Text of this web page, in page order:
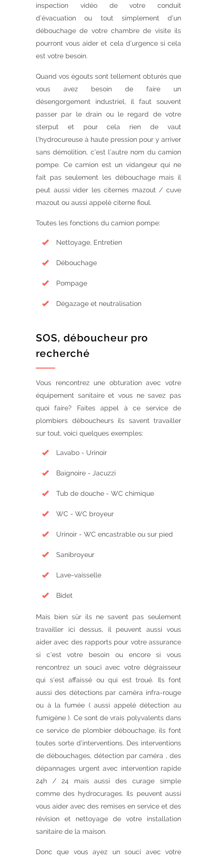
inspection vidéo de votre conduit
d’évacuation ou tout simplement d’un
débouchage de votre chambre de visite ils
pourront vous aider et cela d’urgence si cela
est votre besoin.
Quand vos égouts sont tellement obturés que
vous avez besoin de faire un
désengorgement industriel, il faut souvent
passer par le drain ou le regard de votre
sterput et pour cela rien de vaut
l’hydrocureuse à haute pression pour y arriver
sans démolition, c’est l’autre nom du camion
pompe. Ce camion est un vidangeur qui ne
fait pas seulement les débouchage mais il
peut aussi vider les citernes mazout / cuve
mazout ou aussi appelé citerne fioul.
Toutes les fonctions du camion pompe:
Nettoyage, Entretien
Débouchage
Pompage
Dégazage et neutralisation
SOS, déboucheur pro
recherché
Vous rencontrez une obturation avec votre
équipement sanitaire et vous ne savez pas
quoi faire? Faites appel à ce service de
plombiers déboucheurs ils savent travailler
sur tout, voici quelques exemples:
Lavabo - Urinoir
Baignoire - Jacuzzi
Tub de douche - WC chimique
WC - WC broyeur
Urinoir - WC encastrable ou sur pied
Sanibroyeur
Lave-vaisselle
Bidet
Mais bien sûr ils ne savent pas seulement
travailler ici dessus, il peuvent aussi vous
aider avec des rapports pour votre assurance
si c’est votre besoin ou encore si vous
rencontrez un souci avec votre dégraisseur
qui s’est affaissé ou qui est troué. Ils font
aussi des détections par caméra infra-rouge
ou à la fumée ( aussi appelé détection au
fumigène ). Ce sont de vrais polyvalents dans
ce service de plombier débouchage, ils font
toutes sorte d’interventions. Des interventions
de débouchages, détection par caméra , des
dépannages urgent avec intervention rapide
24h / 24 mais aussi des curage simple
comme des hydrocurages. Ils peuvent aussi
vous aider avec des remises en service et des
révision et nettoyage de votre installation
sanitaire de la maison.
Donc que vous ayez un souci avec votre